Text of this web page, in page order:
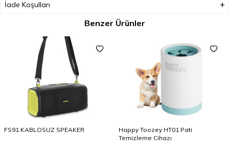
İade Koşulları
Benzer Ürünler
FS91 KABLOSUZ SPEAKER
Happy Toozey HT01 Pati
Temizleme Cihazı